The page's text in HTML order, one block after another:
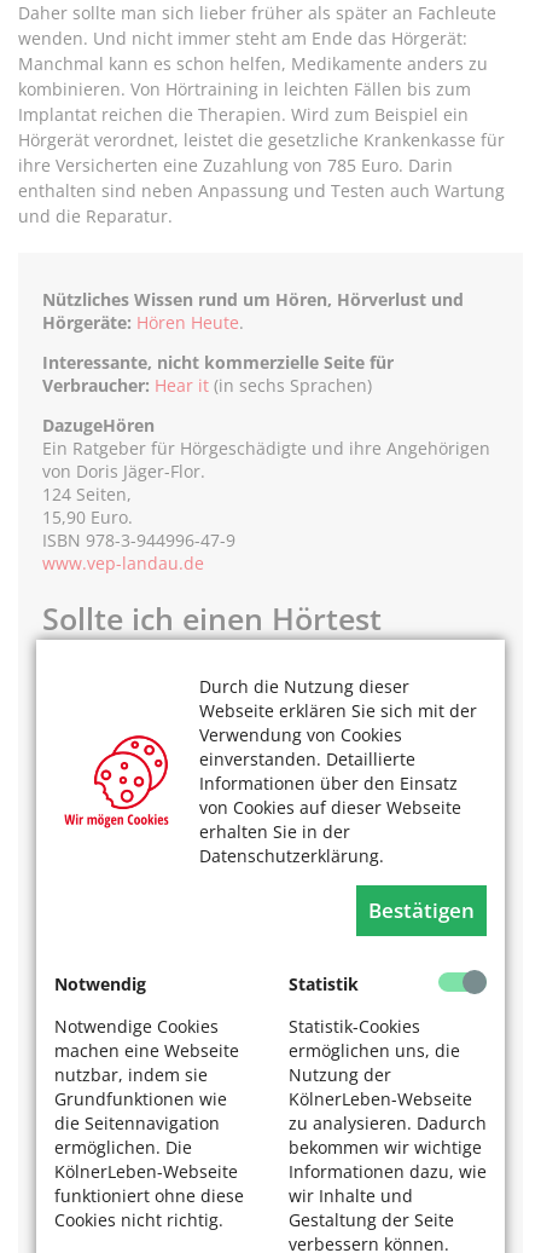
Durch die Nutzung dieser
Webseite erklären Sie sich mit der
Verwendung von Cookies
einverstanden. Detaillierte
Informationen über den Einsatz
von Cookies auf dieser Webseite
erhalten Sie in der
Datenschutzerklärung.
Bestätigen
Notwendig
Notwendige Cookies
machen eine Webseite
nutzbar, indem sie
Grundfunktionen wie
die Seitennavigation
ermöglichen. Die
KölnerLeben-Webseite
funktioniert ohne diese
Cookies nicht richtig.
Statistik
Statistik-Cookies
ermöglichen uns, die
Nutzung der
KölnerLeben-Webseite
zu analysieren. Dadurch
bekommen wir wichtige
Informationen dazu, wie
wir Inhalte und
Gestaltung der Seite
verbessern können.
Daher sollte man sich lieber früher als später an Fachleute
wenden. Und nicht immer steht am Ende das Hörgerät:
Manchmal kann es schon helfen, Medikamente anders zu
kombinieren. Von Hörtraining in leichten Fällen bis zum
Implantat reichen die Therapien. Wird zum Beispiel ein
Hörgerät verordnet, leistet die gesetzliche Krankenkasse für
ihre Versicherten eine Zuzahlung von 785 Euro. Darin
enthalten sind neben Anpassung und Testen auch Wartung
und die Reparatur.
Nützliches Wissen rund um Hören, Hörverlust und
Hörgeräte: Hören Heute.
Interessante, nicht kommerzielle Seite für
Verbraucher: Hear it (in sechs Sprachen)
DazugeHören
Ein Ratgeber für Hörgeschädigte und ihre Angehörigen
von Doris Jäger-Flor.
124 Seiten,
15,90 Euro.
ISBN 978-3-944996-47-9
www.vep-landau.de
Sollte ich einen Hörtest
der folgenden zehnFragen mit Ja
beantworten, sollten Sie einen Hals-Nasen-Ohren-Arzt,
Ihren Hausarzt oder einen Hörakustiker aufsuchen.
Auch die Hörtests beim Hörakustiker sind kostenlos.
Haben Sie im Gespräch das Gefühl, dass Ihr Gegenüber
Fällt es Ihnen schwer, sich mit jemandem in einer
Gaststätte oder auf einem Fest zu unterhalten?
Sprechen Sie selbst manchmal so laut, dass man Sie
der hinter Ihnen steht?
Verstehen Sie Ihre Gesprächspartner am Telefon
häufig schlecht?
Verstehen Sie nicht, wenn Kinder mit Ihnen sprechen
(hohe Tonlagen)?
Stellen Sie den Fernseher oder das Radio manchmal so
laut, dass andere sich beschweren?